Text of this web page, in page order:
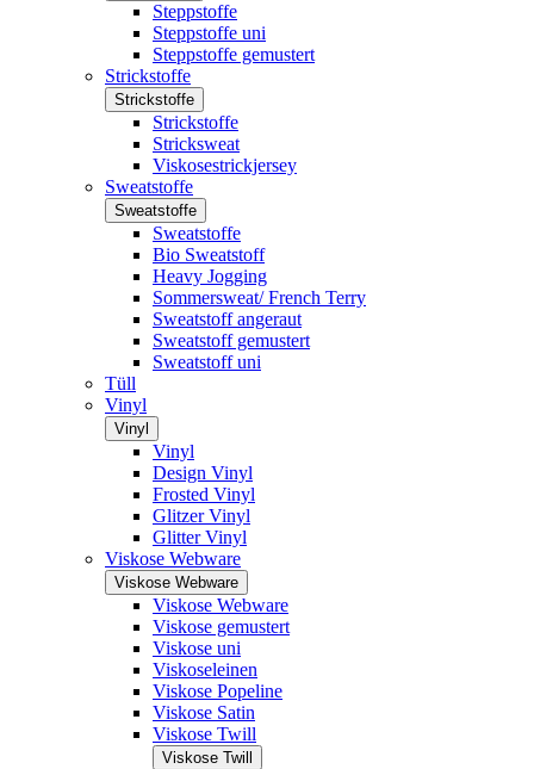
Steppstoffe
Steppstoffe uni
Steppstoffe gemustert
Strickstoffe
Strickstoffe
Strickstoffe
Stricksweat
Viskosestrickjersey
Sweatstoffe
Sweatstoffe
Sweatstoffe
Bio Sweatstoff
Heavy Jogging
Sommersweat/ French Terry
Sweatstoff angeraut
Sweatstoff gemustert
Sweatstoff uni
Tüll
Vinyl
Vinyl
Vinyl
Design Vinyl
Frosted Vinyl
Glitzer Vinyl
Glitter Vinyl
Viskose Webware
Viskose Webware
Viskose Webware
Viskose gemustert
Viskose uni
Viskoseleinen
Viskose Popeline
Viskose Satin
Viskose Twill
Viskose Twill